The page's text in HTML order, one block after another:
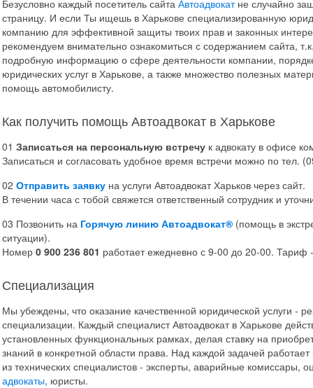
Безусловно каждый посетитель сайта Автоадвокатне случайно
страницу. И если Ты ищешь в Харькове специализированную
компанию для эффективной защиты твоих прав и законных
рекомендуем внимательно ознакомиться с содержанием сайта,
подробную информацию о сфере деятельности компании,
юридических услуг в Харькове, а также множество полезных
помощь автомобилисту.
Как получить помощь Автоадвокат в Харькове
01 Записаться на персональную встречу к адвокату в офисе
Записаться и согласовать удобное время встречи можно по тел.
02 Отправить заявку на услуги Автоадвокат Харьков через сайт.
В течении часа с тобой свяжется ответственный сотрудник и
03 Позвонить на Горячую линию Автоадвокат® (помощь в
ситуации).
Номер 0 900 236 801 работает ежедневно с 9-00 до 20-00. Тариф
Специализация
Мы убеждены, что оказание качественной юридической услуги -
специализации. Каждый специалист Автоадвокат в Харькове
установленных функциональных рамках, делая ставку на
знаний в конкретной области права. Над каждой задачей работает
из технических специалистов - эксперты, аварийные комиссары,
адвокаты, юристы.